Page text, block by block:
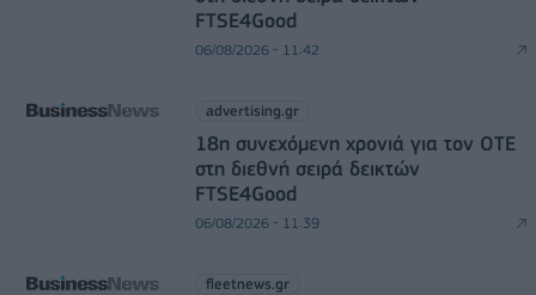
FTSE4Good
06/08/2026 - 11:42
advertising.gr
18η συνεχόμενη χρονιά για τον ΟΤΕ
στη διεθνή σειρά δεικτών
FTSE4Good
06/08/2026 - 11:39
fleetnews.gr